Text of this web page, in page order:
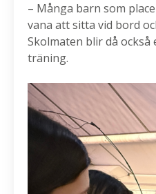
– Många barn som
vana att sitta vid bord
Skolmaten blir då också
träning.